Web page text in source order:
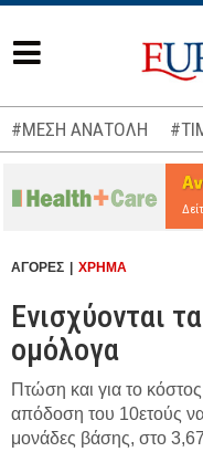
#ΜΕΣΗ ΑΝΑΤΟΛΗ
ΑΓΟΡΕΣ ΧΡΗΜΑ
Ενισχύονται
ομόλογα
Πτώση και για το
απόδοση του 10ετούς
μονάδες βάσης, στο